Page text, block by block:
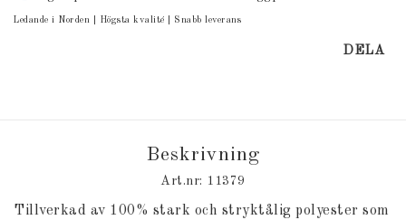
Ledande i Norden | Högsta kvalité | Snabb leverans
DELA
Beskrivning
Art.nr: 11379
Tillverkad av 100% stark och stryktålig polyester som